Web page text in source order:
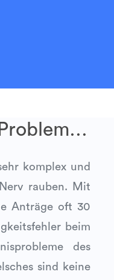
komplex und
rauben. Mit
Anträge oft 30
beim
des
sind keine